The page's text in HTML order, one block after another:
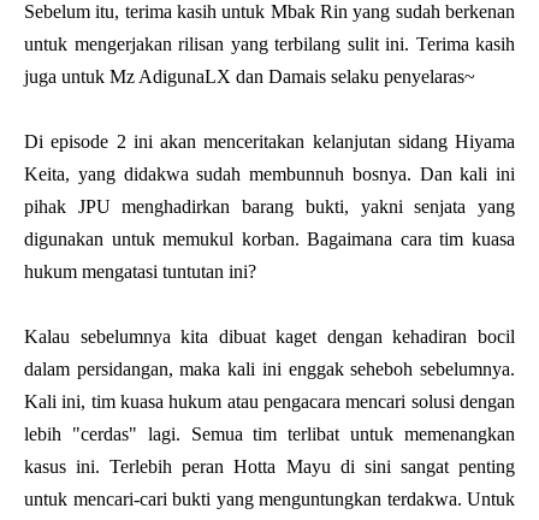
Sebelum itu, terima kasih untuk Mbak Rin yang sudah berkenan
untuk mengerjakan rilisan yang terbilang sulit ini. Terima kasih
juga untuk Mz AdigunaLX dan Damais selaku penyelaras~
Di episode 2 ini akan menceritakan kelanjutan sidang Hiyama
Keita, yang didakwa sudah membunnuh bosnya. Dan kali ini
pihak JPU menghadirkan barang bukti, yakni senjata yang
digunakan untuk memukul korban. Bagaimana cara tim kuasa
hukum mengatasi tuntutan ini?
Kalau sebelumnya kita dibuat kaget dengan kehadiran bocil
dalam persidangan, maka kali ini enggak seheboh sebelumnya.
Kali ini, tim kuasa hukum atau pengacara mencari solusi dengan
lebih "cerdas" lagi. Semua tim terlibat untuk memenangkan
kasus ini. Terlebih peran Hotta Mayu di sini sangat penting
untuk mencari-cari bukti yang menguntungkan terdakwa. Untuk